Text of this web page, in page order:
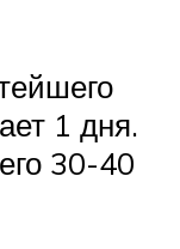
1 дня.
30-40